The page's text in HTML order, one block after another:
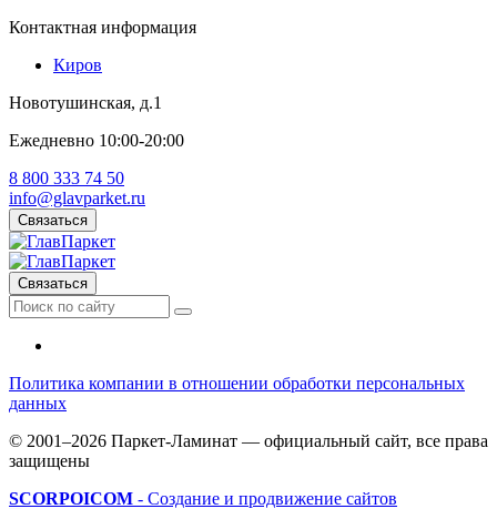
Контактная информация
Киров
Новотушинская, д.1
Ежедневно 10:00-20:00
8 800 333 74 50
info@glavparket.ru
Связаться
Связаться
Политика компании в отношении обработки персональных
данных
© 2001–2026 Паркет-Ламинат — официальный сайт, все права
защищены
SCORPOICOM - Создание и продвижение сайтов